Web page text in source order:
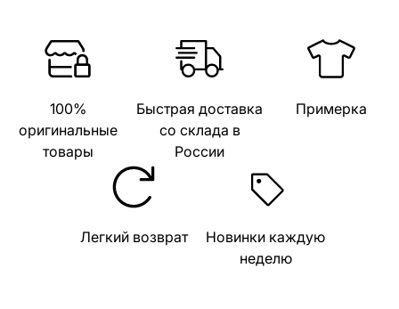
100%
оригинальные
товары
Быстрая доставка
со склада в
России
Примерка
Легкий возврат
Новинки каждую
неделю